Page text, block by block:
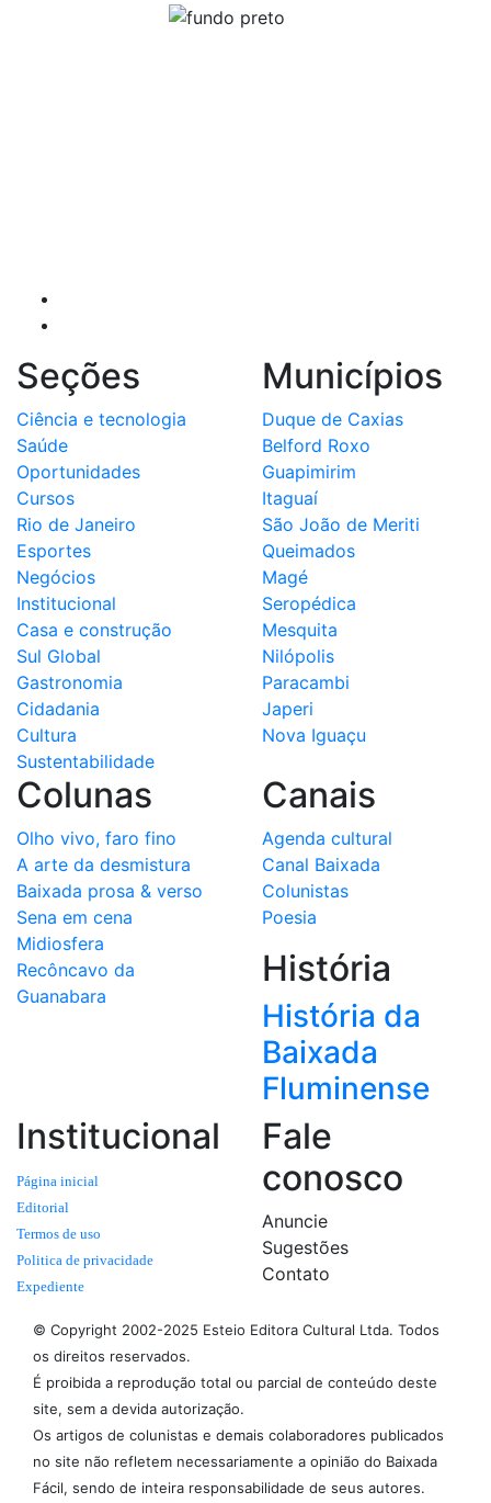
Seções
Ciência e tecnologia
Saúde
Oportunidades
Cursos
Rio de Janeiro
Esportes
Negócios
Institucional
Casa e construção
Sul Global
Gastronomia
Cidadania
Cultura
Sustentabilidade
Municípios
Duque de Caxias
Belford Roxo
Guapimirim
Itaguaí
São João de Meriti
Queimados
Magé
Seropédica
Mesquita
Nilópolis
Paracambi
Japeri
Nova Iguaçu
Colunas
Olho vivo, faro fino
A arte da desmistura
Baixada prosa & verso
Sena em cena
Midiosfera
Recôncavo da
Guanabara
Canais
Agenda cultural
Canal Baixada
Colunistas
Poesia
História
História da
Baixada
Fluminense
Institucional
Página inicial
Editorial
Termos de uso
Politica de privacidade
Expediente
Fale
conosco
Anuncie
Sugestões
Contato
© Copyright 2002-2025 Esteio Editora Cultural Ltda. Todos
os direitos reservados.
É proibida a reprodução total ou parcial de conteúdo deste
site, sem a devida autorização.
Os artigos de colunistas e demais colaboradores publicados
no site não refletem necessariamente a opinião do Baixada
Fácil, sendo de inteira responsabilidade de seus autores.